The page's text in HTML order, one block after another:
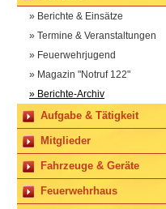
» Berichte & Einsätze
» Termine & Veranstaltungen
» Feuerwehrjugend
» Magazin "Notruf 122"
» Berichte-Archiv
Aufgabe & Tätigkeit
Mitglieder
Fahrzeuge & Geräte
Feuerwehrhaus